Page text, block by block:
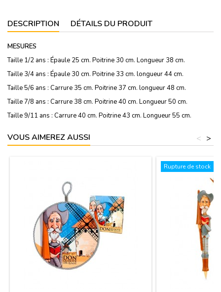
DESCRIPTION DÉTAILS DU PRODUIT
MESURES
Taille 1/2 ans : Épaule 25 cm. Poitrine 30 cm. Longueur 38 cm.
Taille 3/4 ans : Épaule 30 cm. Poitrine 33 cm. longueur 44 cm.
Taille 5/6 ans : Carrure 35 cm. Poitrine 37 cm. longueur 48 cm.
Taille 7/8 ans : Carrure 38 cm. Poitrine 40 cm. Longueur 50 cm.
Taille 9/11 ans : Carrure 40 cm. Poitrine 43 cm. Longueur 55 cm.
VOUS AIMEREZ AUSSI >
<
Rupture de stock